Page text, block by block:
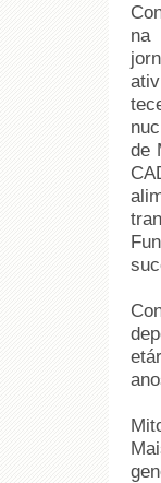
na
de